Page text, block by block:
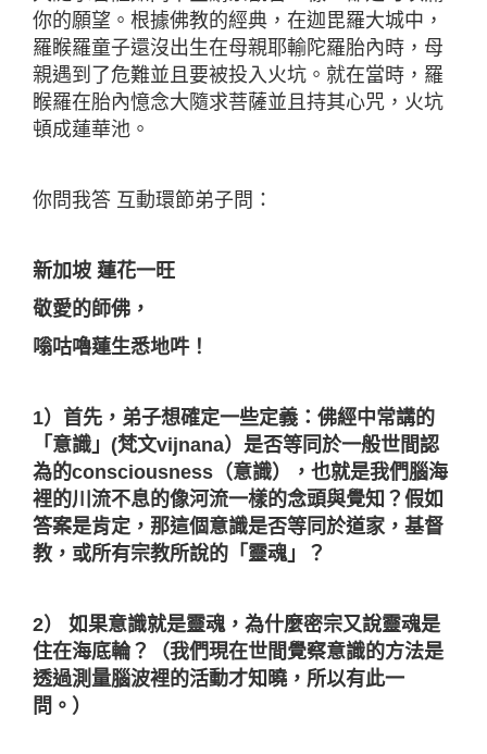
你的願望。根據佛教的經典，在迦毘羅大城中，
羅睺羅童子還沒出生在母親耶輸陀羅胎內時，母
親遇到了危難並且要被投入火坑。就在當時，羅
睺羅在胎內憶念大隨求菩薩並且持其心咒，火坑
頓成蓮華池。
你問我答 互動環節弟子問：
新加坡 蓮花一旺
敬愛的師佛，
嗡咕嚕蓮生悉地吽！
1）首先，弟子想確定一些定義：佛經中常講的
「意識」(梵文vijnana）是否等同於一般世間認
為的consciousness（意識），也就是我們腦海
裡的川流不息的像河流一樣的念頭與覺知？假如
答案是肯定，那這個意識是否等同於道家，基督
教，或所有宗教所說的「靈魂」？
2） 如果意識就是靈魂，為什麼密宗又說靈魂是
住在海底輪？（我們現在世間覺察意識的方法是
透過測量腦波裡的活動才知曉，所以有此一
問。）